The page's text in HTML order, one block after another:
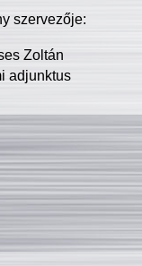
szervezője:
Zoltán
adjunktus